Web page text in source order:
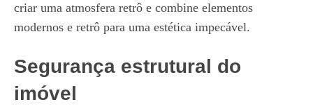
criar uma atmosfera retrô e combine elementos
modernos e retrô para uma estética impecável.
Segurança estrutural do
imóvel